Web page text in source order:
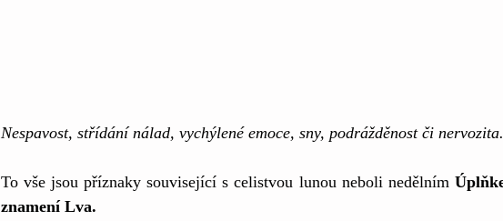
Nespavost, střídání nálad, vychýlené emoce, sny, podrážděnost či nervozita.
To vše jsou příznaky související s celistvou lunou neboli nedělním
znamení Lva.